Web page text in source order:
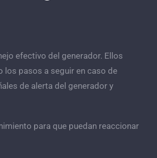
efectivo del generador. Ellos
pasos a seguir en caso de
de alerta del generador y
para que puedan reaccionar